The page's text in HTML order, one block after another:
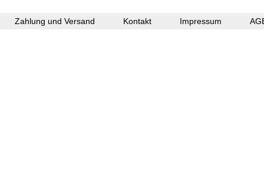
Zahlung und Versand Kontakt Impressum